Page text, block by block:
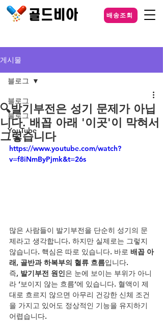
배송조회
게시물
블로그
블로그
YouTube
블로그
🔍발기부전은 성기 문제가 아닙
니다. 배꼽 아래 '이곳'이 막혀서
그렇습니다
https://www.youtube.com/watch?
v=f8iNmByPjmk&t=26s
많은 사람들이 발기부전을 단순히 성기의 문
제라고 생각합니다. 하지만 실제로는 그렇지
않습니다. 핵심은 따로 있습니다. 바로 배꼽 아
래, 골반과 하복부의 혈류 흐름입니다.
즉, 발기부전 원인은 눈에 보이는 부위가 아니
라 ‘보이지 않는 흐름’에 있습니다. 혈액이 제
대로 흐르지 않으면 아무리 건강한 신체 조건
을 가지고 있어도 정상적인 기능을 유지하기
어렵습니다.